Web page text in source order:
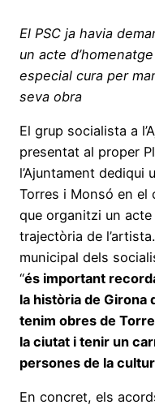
El PSC ja havia
un acte
especial cura per
seva obra
El grup socialista a
presentat al proper
l’Ajuntament dediqui
Torres i Monsó en el
que organitzi un
trajectòria de
municipal dels
“és important
la història de Girona
tenim obres de
la ciutat i tenir un
persones de la
En concret, els